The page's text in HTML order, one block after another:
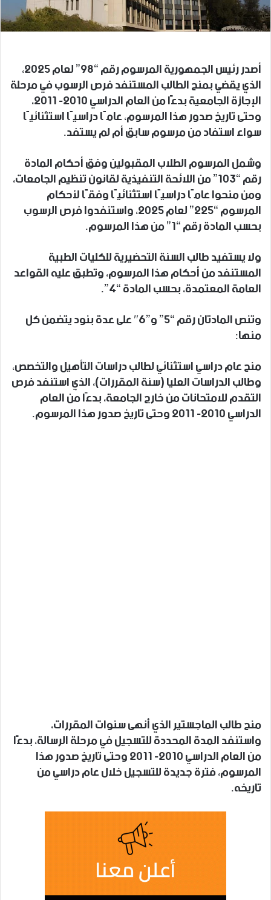
أصدر رئيس الجمهورية المرسوم رقم “98” لعام 2025،
الذي يقضي بمنح الطالب المستنفد فرص الرسوب في مرحلة
الإجازة الجامعية بدءًا من العام الدراسي 2010- 2011،
وحتى تاريخ صدور هذا المرسوم، عامًا دراسيًا استثنائيًا
سواء استفاد من مرسوم سابق أم لم يستفد.
وشمل المرسوم الطلاب المقبولين وفق أحكام المادة
رقم “103” من اللائحة التنفيذية لقانون تنظيم الجامعات،
ومن منحوا عامًا دراسيًا استثنائيًا وفقًا لأحكام
المرسوم “225” لعام 2025، واستنفدوا فرص الرسوب
بحسب المادة رقم “1” من هذا المرسوم.
ولا يستفيد طالب السنة التحضيرية للكليات الطبية
المستنفد من أحكام هذا المرسوم، وتطبق عليه القواعد
العامة المعتمدة، بحسب المادة “4”.
وتنص المادتان رقم “5” و”6″ على عدة بنود يتضمن كل
منها:
منح عام دراسي استثنائي لطالب دراسات التأهيل والتخصص،
وطالب الدراسات العليا (سنة المقررات)، الذي استنفد فرص
التقدم للامتحانات من خارج الجامعة، بدءًا من العام
الدراسي 2010- 2011 وحتى تاريخ صدور هذا المرسوم.
منح طالب الماجستير الذي أنهى سنوات المقررات،
واستنفد المدة المحددة للتسجيل في مرحلة الرسالة، بدءًا
من العام الدراسي 2010- 2011 وحتى تاريخ صدور هذا
المرسوم، فترة جديدة للتسجيل خلال عام دراسي من
تاريخه.